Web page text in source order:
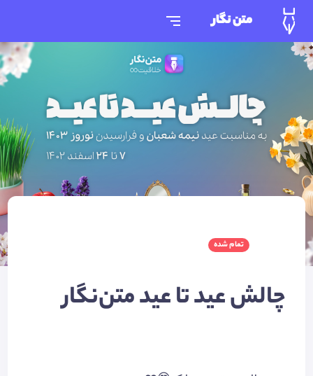
متن نگار
تمام شده
چالش عید تا عید متن‌نگار